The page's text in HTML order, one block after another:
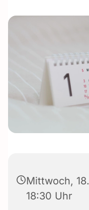
Mittwoch,
18:30 Uhr